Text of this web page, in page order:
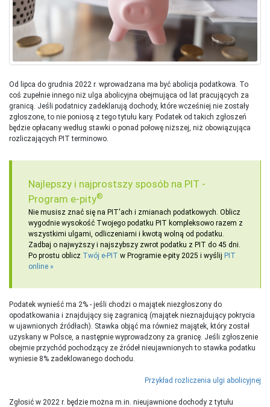
Od lipca do grudnia 2022 r. wprowadzana ma być abolicja podatkowa. To
coś zupełnie innego niż ulga abolicyjna obejmująca od lat pracujących za
granicą. Jeśli podatnicy zadeklarują dochody, które wcześniej nie zostały
zgłoszone, to nie poniosą z tego tytułu kary. Podatek od takich zgłoszeń
będzie opłacany według stawki o ponad połowę niższej, niż obowiązująca
rozliczających PIT terminowo.
Najlepszy i najprostszy sposób na PIT -
Program e-pity®
Nie musisz znać się na PIT'ach i zmianach podatkowych. Oblicz
wygodnie wysokość Twojego podatku PIT kompleksowo razem z
wszystkimi ulgami, odliczeniami i kwotą wolną od podatku.
Zadbaj o najwyższy i najszybszy zwrot podatku z PIT do 45 dni.
Po prostu oblicz Twój e-PIT w Programie e-pity 2025 i wyślij PIT
online
Podatek wynieść ma 2% - jeśli chodzi o majątek niezgłoszony do
opodatkowania i znajdujący się zagranicą (majątek nieznajdujący pokrycia
w ujawnionych źródłach). Stawka objąć ma również majątek, który został
uzyskany w Polsce, a następnie wyprowadzony za granicę. Jeśli zgłoszenie
obejmie przychód pochodzący ze źródeł nieujawnionych to stawka podatku
wyniesie 8% zadeklowanego dochodu.
Przykład rozliczenia ulgi abolicyjnej
Zgłosić w 2022 r. będzie można m.in. nieujawnione dochody z tytułu